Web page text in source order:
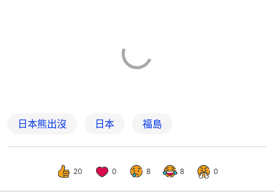
日本熊出沒 日本 福島
20 0 8 8 0